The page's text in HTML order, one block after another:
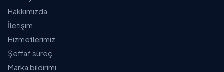
Hakkımızda
İletişim
Hizmetlerimiz
Şeffaf süreç
Marka bildirimi